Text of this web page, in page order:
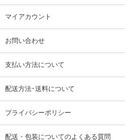
マイアカウント
お問い合わせ
支払い方法について
配送方法･送料について
プライバシーポリシー
配送・包装についてのよくある質問